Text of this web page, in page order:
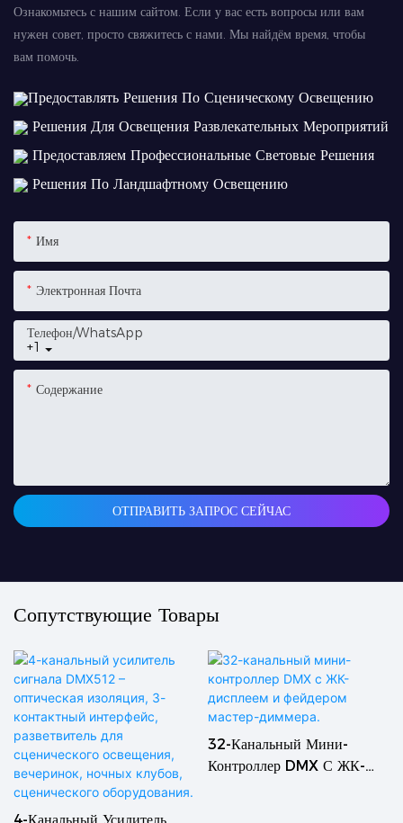
Ознакомьтесь с нашим сайтом. Если у вас есть вопросы или вам
нужен совет, просто свяжитесь с нами. Мы найдём время, чтобы
вам помочь.
Предоставлять Решения По Сценическому Освещению
Решения Для Освещения Развлекательных Мероприятий
Предоставляем Профессиональные Световые Решения
Решения По Ландшафтному Освещению
Имя
Электронная Почта
+1
Телефон/WhatsApp
Содержание
ОТПРАВИТЬ ЗАПРОС СЕЙЧАС
Сопутствующие Товары
4-Канальный Усилитель
32-Канальный Мини-
Контроллер DMX С ЖК-